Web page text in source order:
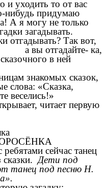
и уходить то от вас
нибудь придумаю
А я могу не только
загадывать.
отгадывать? Так вот,
вы отгадайте- ка,
в ней
знакомых сказок,
слова: «Сказка,
веселись!»
читает первую
сейчас танец
Дети под
танец под песню Н.